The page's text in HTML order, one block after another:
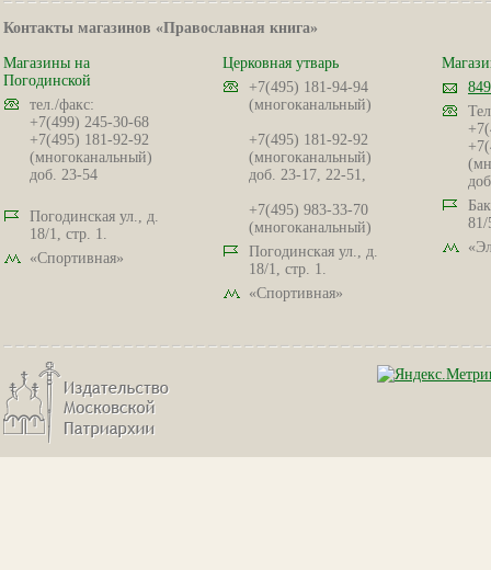
Контакты магазинов «Православная книга»
Магазины на
Погодинской
тел./факс:
+7(499) 245-30-68
+7(495) 181-92-92
(многоканальный)
доб. 23-54
Погодинская ул., д.
18/1, стр. 1.
«Спортивная»
Церковная утварь
+7(495) 181-94-94
(многоканальный)
+7(495) 181-92-92
(многоканальный)
доб. 23-17, 22-51,
+7(495) 983-33-70
(многоканальный)
Погодинская ул., д.
18/1, стр. 1.
«Спортивная»
81/